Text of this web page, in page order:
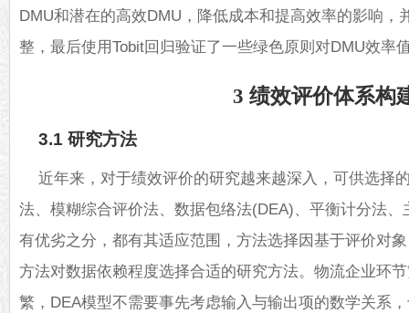
DMU和潜在的高效DMU，降低成本和提高效率的影响，
整，最后使用Tobit回归验证了一些绿色原则对DMU效率
3 绩效评价体系构
3.1 研究方法
近年来，对于绩效评价的研究越来越深入，可供选择
法、模糊综合评价法、数据包络法(DEA)、平衡计分法
有优劣之分，都有其适应范围，方法选择因基于评价对
方法对数据依赖程度选择合适的研究方法。物流企业环
繁，DEA模型不需要事先考虑输入与输出项的数学关系